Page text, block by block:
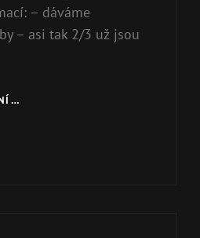
– dáváme
– asi tak 2/3 už jsou
…